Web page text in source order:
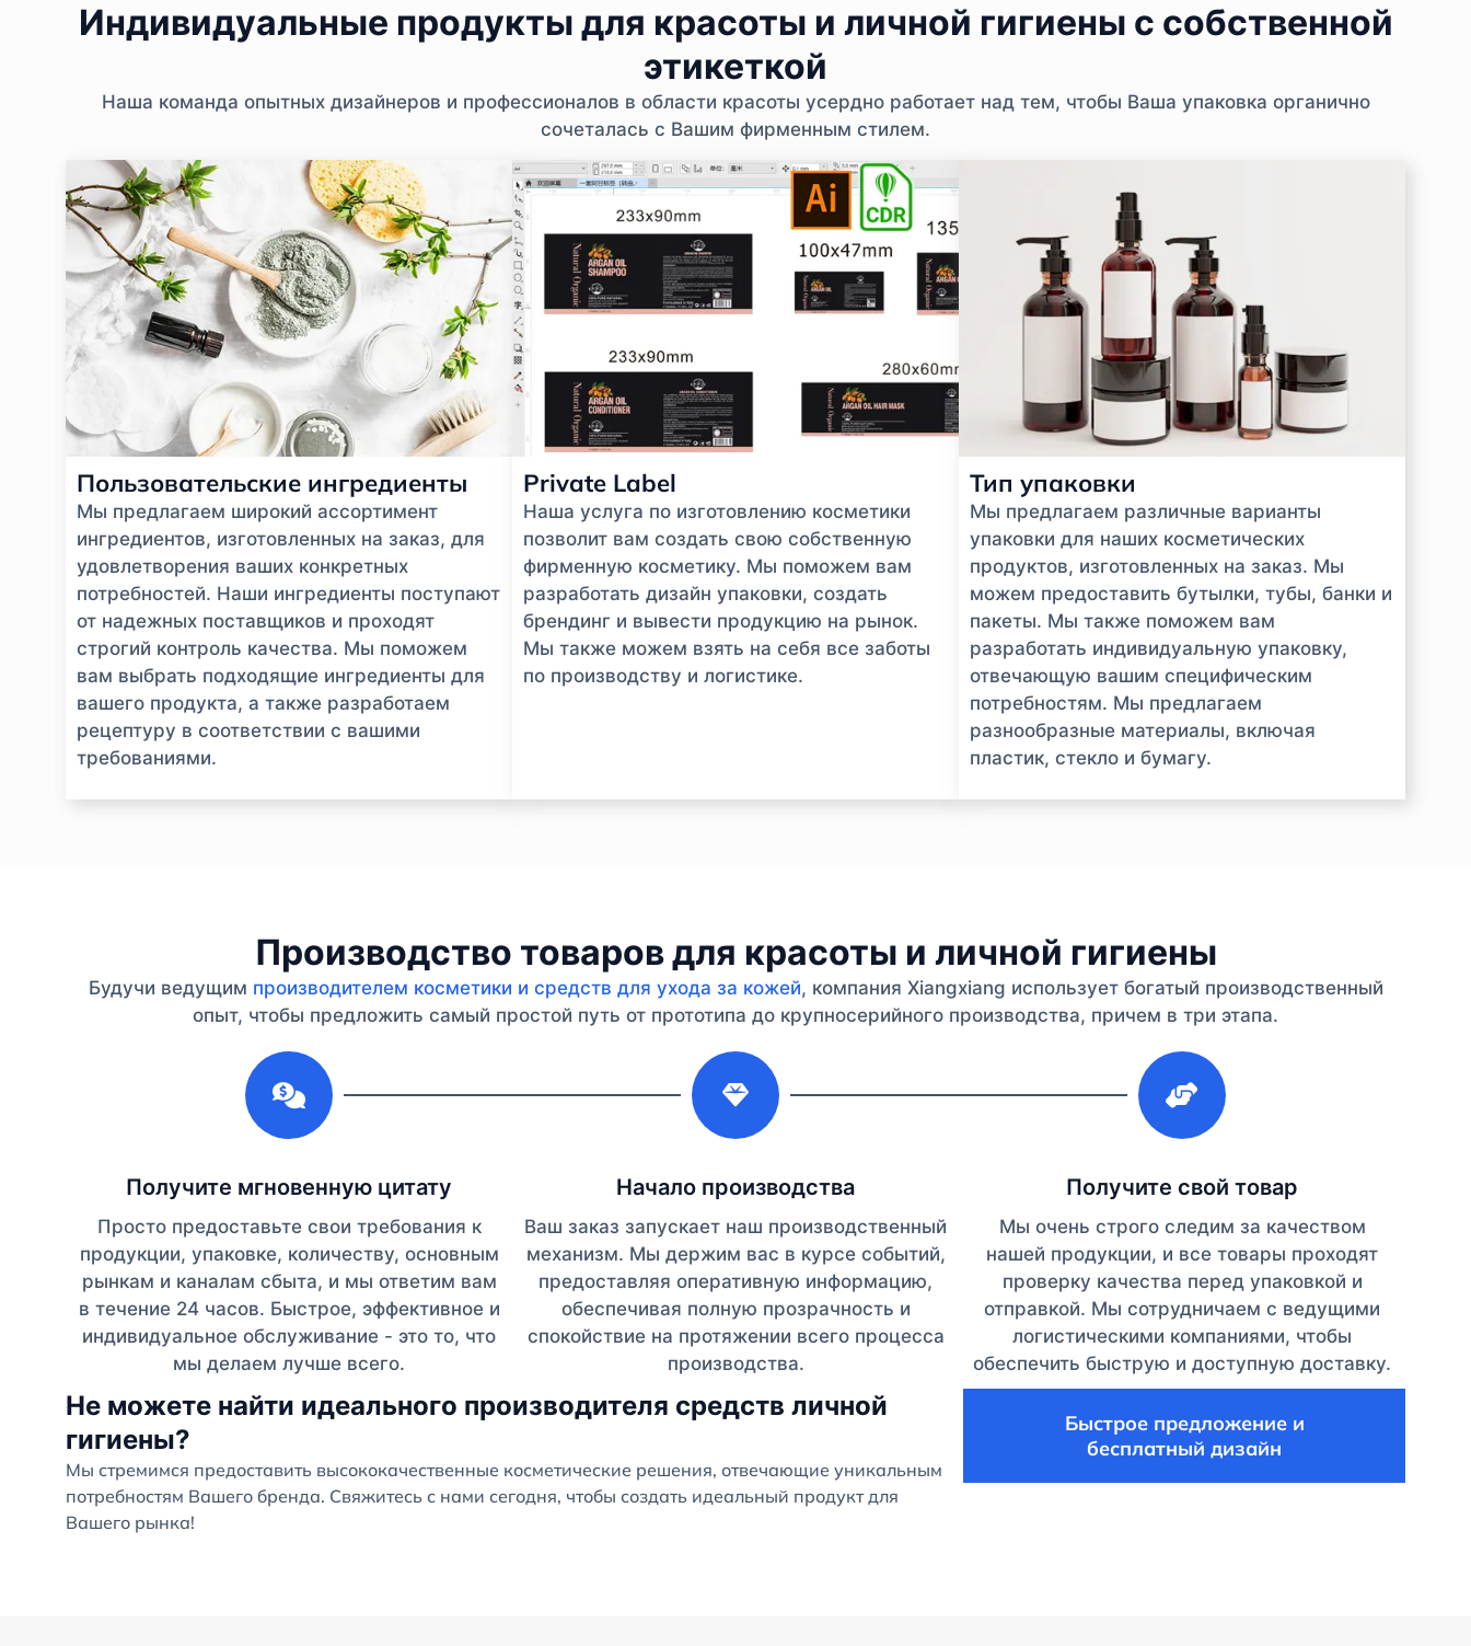
Индивидуальные продукты для красоты и личной гигиены с собственной
этикеткой
Наша команда опытных дизайнеров и профессионалов в области красоты усердно работает над тем, чтобы Ваша упаковка органично
сочеталась с Вашим фирменным стилем.
Пользовательские ингредиенты
Мы предлагаем широкий ассортимент
ингредиентов, изготовленных на заказ, для
удовлетворения ваших конкретных
потребностей. Наши ингредиенты поступают
от надежных поставщиков и проходят
строгий контроль качества. Мы поможем
вам выбрать подходящие ингредиенты для
вашего продукта, а также разработаем
рецептуру в соответствии с вашими
требованиями.
Private Label
Наша услуга по изготовлению косметики
позволит вам создать свою собственную
фирменную косметику. Мы поможем вам
разработать дизайн упаковки, создать
брендинг и вывести продукцию на рынок.
Мы также можем взять на себя все заботы
по производству и логистике.
Тип упаковки
Мы предлагаем различные варианты
упаковки для наших косметических
продуктов, изготовленных на заказ. Мы
можем предоставить бутылки, тубы, банки и
пакеты. Мы также поможем вам
разработать индивидуальную упаковку,
отвечающую вашим специфическим
потребностям. Мы предлагаем
разнообразные материалы, включая
пластик, стекло и бумагу.
Производство товаров для красоты и личной гигиены
Будучи ведущим производителем косметики и средств для ухода за кожей, компания Xiangxiang использует богатый производственный
опыт, чтобы предложить самый простой путь от прототипа до крупносерийного производства, причем в три этапа.
Получите мгновенную цитату
Просто предоставьте свои требования к
продукции, упаковке, количеству, основным
рынкам и каналам сбыта, и мы ответим вам
в течение 24 часов. Быстрое, эффективное и
индивидуальное обслуживание - это то, что
мы делаем лучше всего.
Начало производства
Ваш заказ запускает наш производственный
механизм. Мы держим вас в курсе событий,
предоставляя оперативную информацию,
обеспечивая полную прозрачность и
спокойствие на протяжении всего процесса
производства.
Получите свой товар
Мы очень строго следим за качеством
нашей продукции, и все товары проходят
проверку качества перед упаковкой и
отправкой. Мы сотрудничаем с ведущими
логистическими компаниями, чтобы
обеспечить быструю и доступную доставку.
Не можете найти идеального производителя средств личной
гигиены?
Мы стремимся предоставить высококачественные косметические решения, отвечающие уникальным
потребностям Вашего бренда. Свяжитесь с нами сегодня, чтобы создать идеальный продукт для
Вашего рынка!
Быстрое предложение и
бесплатный дизайн